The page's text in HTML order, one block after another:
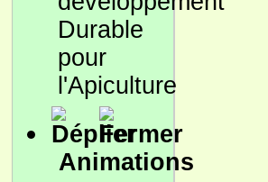
Durable
pour
l'Apiculture
Animations